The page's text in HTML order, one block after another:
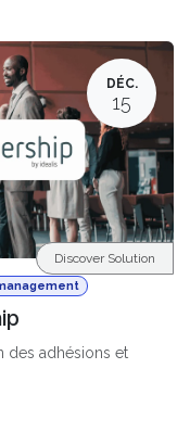
DÉC.
15
des adhésions et
Discover Solution